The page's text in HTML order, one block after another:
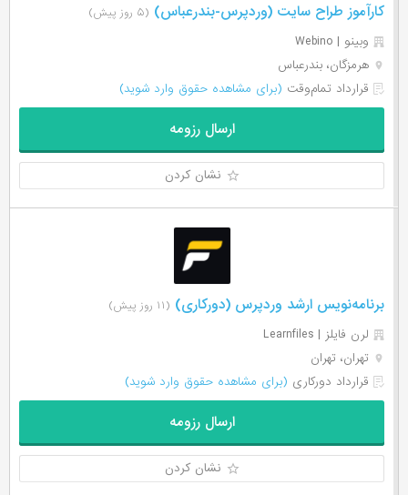
کارآموز طراح سایت (وردپرس-بندرعباس) (۵ روز پیش)
وبینو | Webino
هرمزگان، بندرعباس
قرارداد تمام‌وقت (برای مشاهده حقوق وارد شوید)
ارسال رزومه
نشان کردن
برنامه‌نویس ارشد وردپرس (دورکاری) (۱۱ روز پیش)
لرن فایلز | Learnfiles
تهران، تهران
قرارداد دورکاری (برای مشاهده حقوق وارد شوید)
ارسال رزومه
نشان کردن